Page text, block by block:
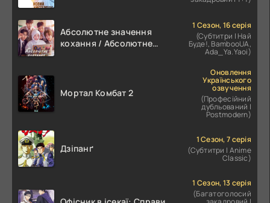
Абсолютне значення
кохання / Абсолютне
1 Сезон, 16 серія
(Субтитри | Най
Буде!, BambooUA,
Ada_Ya.Yaoi)
Мортал Комбат 2
Оновлення
Українського
озвучення
(Професійний
дубльований |
Postmodern)
Дзіпанґ
1 Сезон, 7 серія
(Субтитри | Anime
Classic)
1 Сезон, 13 серія
(Багатоголосий